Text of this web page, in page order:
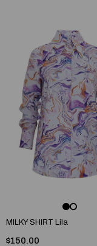
MILKY SHIRT Lila
$150.00